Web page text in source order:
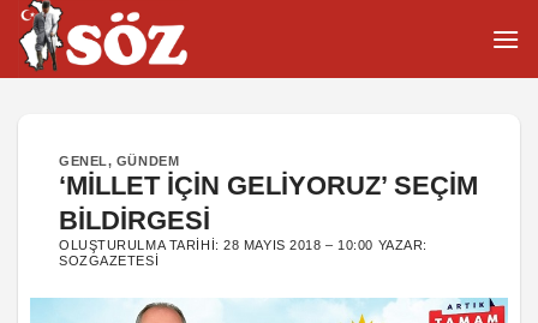
İçeriğe
atla
GENEL, GÜNDEM
‘MİLLET İÇİN GELİYORUZ’ SEÇİM
BİLDİRGESİ
OLUŞTURULMA TARIHI:28 MAYIS 2018 – 10:00 YAZAR:
SOZGAZETESI